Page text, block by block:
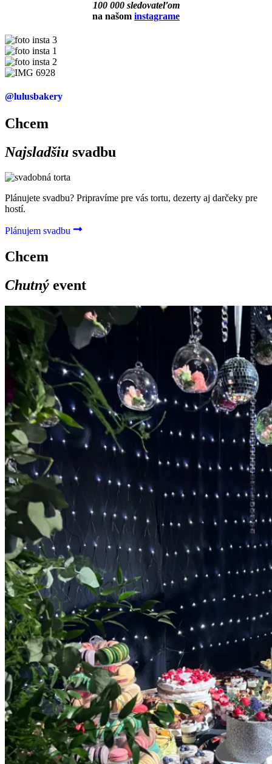
100 000 sledovateľom
na našom instagrame
@lulusbakery
Chcem
Najsladšiu svadbu
Plánujete svadbu? Pripravíme pre vás tortu, dezerty aj darčeky pre
hostí.
Plánujem svadbu
Chcem
Chutný event